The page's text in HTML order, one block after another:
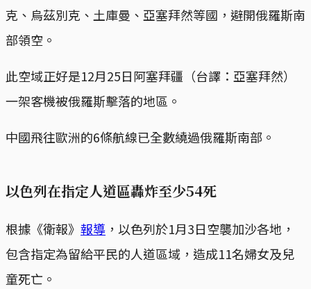
克、烏茲別克、土庫曼、亞塞拜然等國，避開俄羅斯南
部領空。
此空域正好是12月25日阿塞拜疆（台譯：亞塞拜然）
一架客機被俄羅斯擊落的地區。
中國飛往歐洲的6條航線已全數繞過俄羅斯南部。
以色列在指定人道區轟炸至少54死
根據《衛報》 報導 ，以色列於1月3日空襲加沙各地，
包含指定為留給平民的人道區域，造成11名婦女及兒
童死亡。